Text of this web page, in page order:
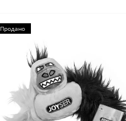
Продано